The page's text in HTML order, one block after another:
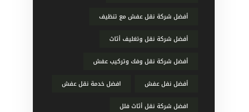
أفضل شركة نقل عفش مع تنظيف
أفضل شركة نقل وتغليف أثاث
أفضل شركة نقل وفك وتركيب عفش
أفضل نفل عفش افضل خدمة نقل عفش
افضل شركة نقل أثاث فلل